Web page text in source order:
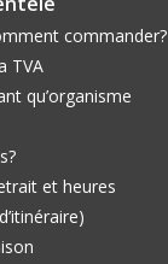
commander?
TVA
qu’organisme
et heures